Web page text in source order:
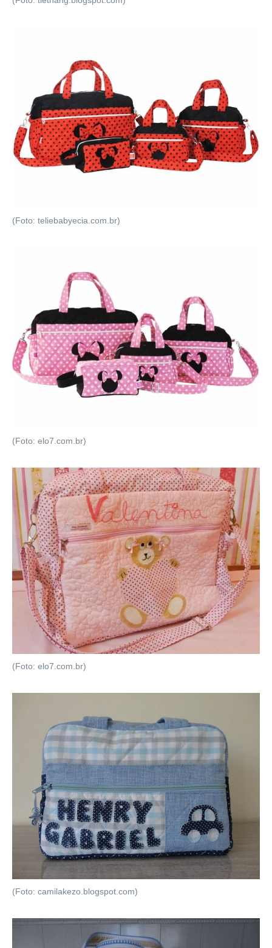
(Foto: teliebabyecia.com.br)
(Foto: elo7.com.br)
(Foto: elo7.com.br)
(Foto: camilakezo.blogspot.com)